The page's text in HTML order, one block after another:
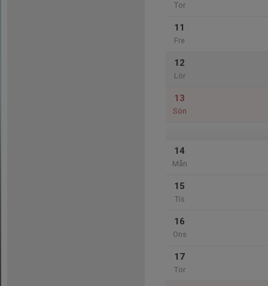
Tor
11
Fre
12
Lör
13
Sön
14
Mån
15
Tis
16
Ons
17
Tor